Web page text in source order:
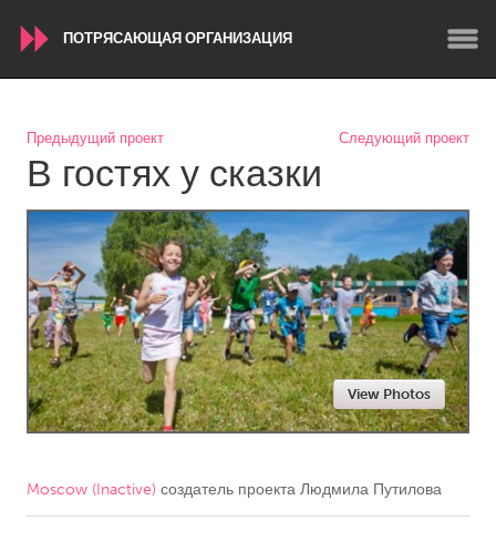
ПОТРЯСАЮЩАЯ ОРГАНИЗАЦИЯ
WORLDWIDE
Conservation and Climate
Disability
ARMENIA
Javakhk
Yerevan
AUSTRALIA
Adelaide
Fleurieu
Lake Mac
Lower Hunter
Предыдущий проект Следующий проект
В гостях у сказки
View Photos
Moscow (Inactive) создатель проекта Людмила Путилова